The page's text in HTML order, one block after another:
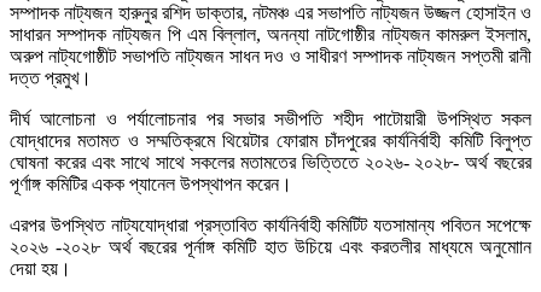
সম্পাদক নাট্যজন হারুনুর রশিদ ডাক্তার, নটমঞ্চ এর সভাপতি নাট্যজন উজ্জল হোসাইন ও
সাধারন সম্পাদক নাট্যজন পি এম বিল্লাল, অনন্যা নাটগোষ্ঠীর নাট্যজন কামরুল ইসলাম,
অরুপ নাট্যগোষ্ঠীট সভাপতি নাট্যজন সাধন দও ও সাধীরণ সম্পাদক নাট্যজন সপ্তমী রানী
দত্ত প্রমুখ।
দীর্ঘ আলোচনা ও পর্যালোচনার পর সভার সভীপতি শহীদ পাটোয়ারী উপস্থিত সকল
যোদ্ধাদের মতামত ও সম্মতিক্রমে থিয়েটার ফোরাম চাঁদপুরের কার্যনির্বাহী কমিটি বিলুপ্ত
ঘোষনা করের এবং সাথে সাথে সকলের মতামতের ভিত্তিতে ২০২৬- ২০২৮- অর্থ বছরের
পূর্ণাঙ্গ কমিটির একক প্যানেল উপস্থাপন করেন।
এরপর উপস্থিত নাট্যযোদ্ধারা প্রস্তাবিত কার্যনির্বাহী কমিটিট যতসামান্য পবিতন সপেক্ষে
২০২৬ -২০২৮ অর্থ বছরের পূর্নাঙ্গ কমিটি হাত উচিয়ে এবং করতলীর মাধ্যমে অনুমোান
দেয়া হয়।